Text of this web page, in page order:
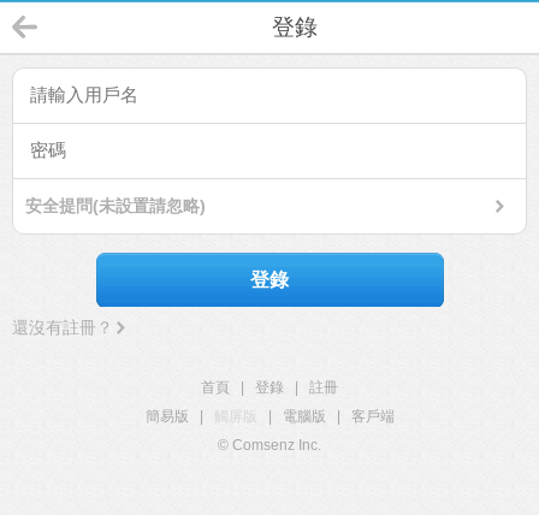
登錄
安全提問(未設置請忽略)
登錄
還沒有註冊？
首頁 登錄
註冊
簡易版
觸屏版 電腦版
客戶端
© Comsenz Inc.